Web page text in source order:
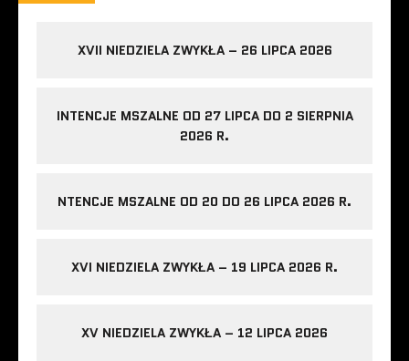
XVII NIEDZIELA ZWYKŁA – 26 LIPCA 2026
INTENCJE MSZALNE OD 27 LIPCA DO 2 SIERPNIA
2026 R.
NTENCJE MSZALNE OD 20 DO 26 LIPCA 2026 R.
XVI NIEDZIELA ZWYKŁA – 19 LIPCA 2026 R.
XV NIEDZIELA ZWYKŁA – 12 LIPCA 2026